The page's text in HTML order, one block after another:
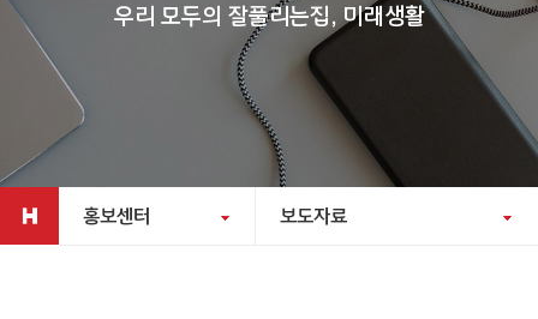
우리 모두의 잘풀리는집, 미래생활
홍보센터 보도자료